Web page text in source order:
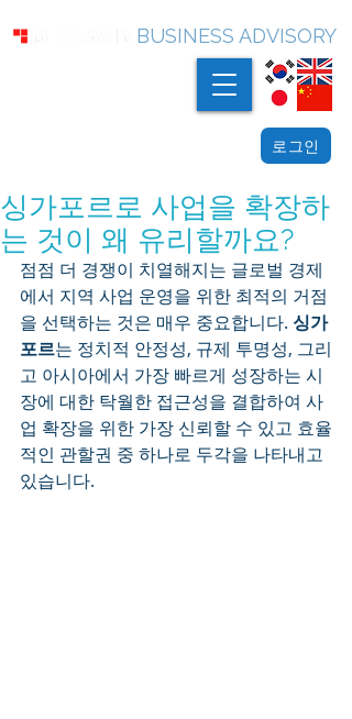
BUSINESS ADVISORY
로그인
싱가포르로 사업을 확장하
는 것이 왜 유리할까요?
점점 더 경쟁이 치열해지는 글로벌 경제
에서 지역 사업 운영을 위한 최적의 거점
을 선택하는 것은 매우 중요합니다. 싱가
포르는 정치적 안정성, 규제 투명성, 그리
고 아시아에서 가장 빠르게 성장하는 시
장에 대한 탁월한 접근성을 결합하여 사
업 확장을 위한 가장 신뢰할 수 있고 효율
적인 관할권 중 하나로 두각을 나타내고
있습니다.